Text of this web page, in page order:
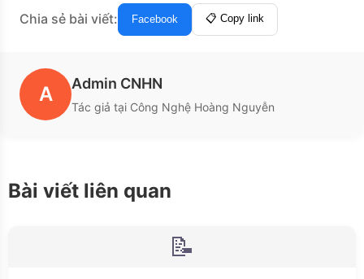
Chia sẻ bài viết: Facebook 📋 Copy link
A Admin CNHN
Tác giả tại Công Nghệ Hoàng Nguyễn
Bài viết liên quan
📝